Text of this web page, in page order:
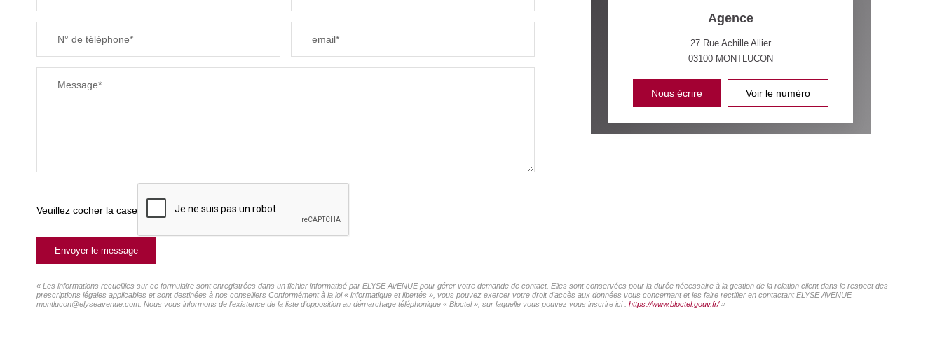
N° de téléphone* email*
Message*
Veuillez cocher la case
Envoyer le message
Agence
27 Rue Achille Allier
03100 MONTLUCON
Nous écrire Voir le numéro
« Les informations recueillies sur ce formulaire sont enregistrées dans un fichier informatisé par ELYSE AVENUE pour gérer votre demande de contact. Elles sont conservées pour la durée nécessaire à la gestion de la relation client dans le respect des
prescriptions légales applicables et sont destinées à nos conseillers Conformément à la loi « informatique et libertés », vous pouvez exercer votre droit d'accès aux données vous concernant et les faire rectifier en contactant ELYSE AVENUE
montlucon@elyseavenue.com. Nous vous informons de l'existence de la liste d'opposition au démarchage téléphonique « Bloctel », sur laquelle vous pouvez vous inscrire ici : https://www.bloctel.gouv.fr/»